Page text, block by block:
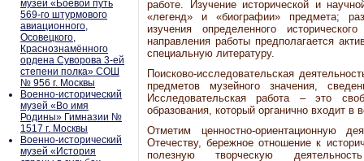
музей «Боевой путь
569-го штурмового
авиационного,
Осовецкого,
Краснознамённого
ордена Суворова 3-ей
степени полка» СОШ
№ 956 г. Москвы
Военно-исторический
музей «Во имя
Родины» Гимназии №
1517 г. Москвы
Военно-исторический
музей «История
работе. Изучение исторической и
«легенд» и «биографии» предмета;
изучения определенного
направления работы предполагается
специальную литературу.
Поисково-исследовательская
предметов музейного значения,
Исследовательская работа – это
образования, который органично входит в
Отметим ценностно-ориентационную
Отечеству, бережное отношение к
полезную творческую